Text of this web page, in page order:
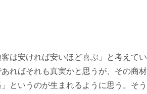
は安ければ安いほど喜ぶ」と考えて
ればそれも真実かと思うが、その商
というのが生まれるように思う。そ